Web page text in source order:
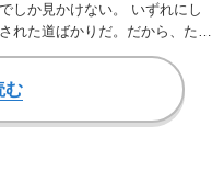
しか見かけない。 いずれにし
れた道ばかりだ。だから、たま
む